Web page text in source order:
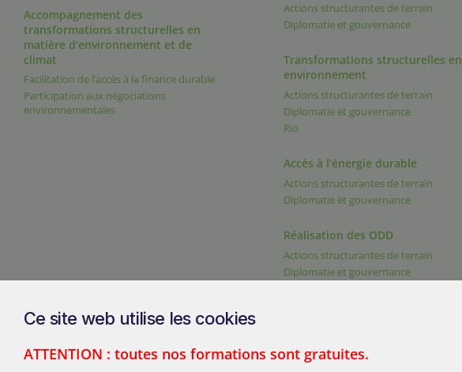
Accompagnement des
transformations structurelles en
matière d’environnement et de
climat
Facilitation de l’accès à la finance durable
Participation aux négociations
environnementales
Actions structurantes de terrain
Diplomatie et gouvernance
Transformations structurelles en
environnement
Actions structurantes de terrain
Diplomatie et gouvernance
Rio
Accès à l’énergie durable
Actions structurantes de terrain
Diplomatie et gouvernance
Réalisation des ODD
Actions structurantes de terrain
Diplomatie et gouvernance
Ce site web utilise les cookies
ATTENTION : toutes nos formations sont gratuites.